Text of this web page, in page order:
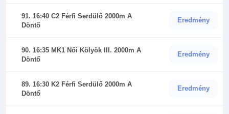
91. 16:40 C2 Férfi Serdülő 2000m A
Döntő
Eredmény
90. 16:35 MK1 Női Kölyök III. 2000m A
Döntő
Eredmény
89. 16:30 K2 Férfi Serdülő 2000m A
Döntő
Eredmény